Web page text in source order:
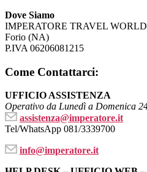
Salta
al
contenuto
Dove Siamo
IMPERATORE TRAVEL WORLD
Forio (NA)
P.IVA 06206081215
Come Contattarci:
UFFICIO ASSISTENZA
Operativo da Lunedì a Domenica
assistenza@imperatore.it
Tel/WhatsApp 081/3339700
info@imperatore.it